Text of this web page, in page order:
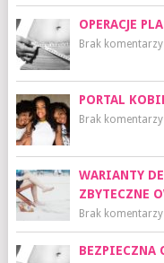
OPERACJE
Brak komentarzy
PORTAL
Brak komentarzy
WARIANTY
ZBYTECZNE
Brak komentarzy
BEZPIECZNA